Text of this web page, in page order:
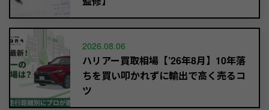
2026.08.06
ハリアー買取相場【’26年8月】10年落
ちを買い叩かれずに輸出で高く売るコ
ツ